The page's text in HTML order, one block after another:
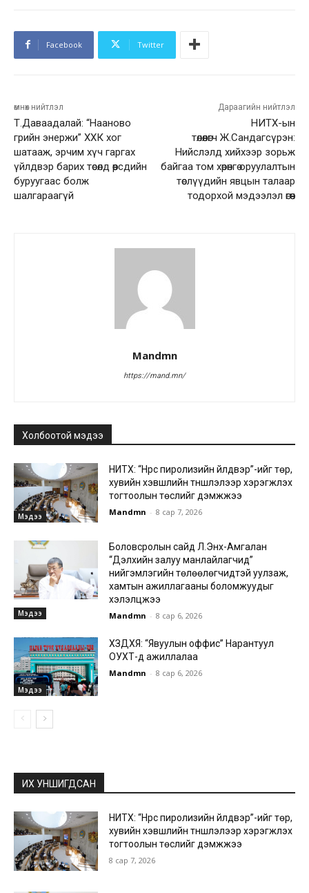
Facebook Twitter
өмнөх нийтлэл
Т.Даваадалай: “Нааново
грийн энержи” ХХК хог
шатааж, эрчим хүч гаргах
үйлдвэр барих төсөлд өөрсдийн
буруугаас болж
шалгараагүй
Дараагийн нийтлэл
НИТХ-ын
төлөөлөгч Ж.Сандагсүрэн:
Нийслэлд хийхээр зорьж
байгаа том хөрөнгө оруулалтын
төслүүдийн явцын талаар
тодорхой мэдээлэл өгөөч
Mandmn
https://mand.mn/
Холбоотой мэдээ
Мэдээ
НИТХ: “Нүүрс пиролизийн үйлдвэр”-ийг төр,
хувийн хэвшлийн түншлэлээр хэрэгжүүлэх
тогтоолын төслийг дэмжжээ
Mandmn - 8 сар 7, 2026
Мэдээ
Боловсролын сайд Л.Энх-Амгалан
“Дэлхийн залуу манлайлагчид”
нийгэмлэгийн төлөөлөгчидтэй уулзаж,
хамтын ажиллагааны боломжуудыг
хэлэлцжээ
Mandmn - 8 сар 6, 2026
Мэдээ
ХЗДХЯ: “Явуулын оффис” Нарантуул
ОУХТ-д ажиллалаа
Mandmn - 8 сар 6, 2026
ИХ УНШИГДСАН
НИТХ: “Нүүрс пиролизийн үйлдвэр”-ийг төр,
хувийн хэвшлийн түншлэлээр хэрэгжүүлэх
тогтоолын төслийг дэмжжээ
8 сар 7, 2026